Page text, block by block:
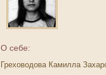
О себе:
Греховодова Камилла